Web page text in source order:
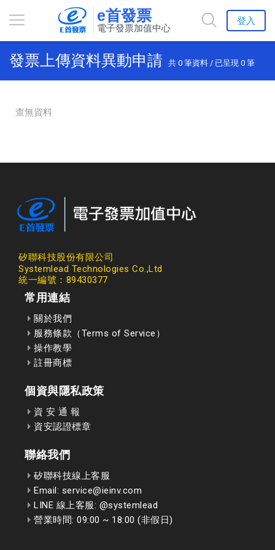
e首發票
電子發票加值中心
登入
發票上傳資料異動申請 共 0 筆資料 / 已呈現 0 筆
查無資料
矽聯科技股份有限公司
Systemlead Technologies Co.,Ltd
統一編號：89430377
常用連結
關於我們
服務條款（Terms of Service）
操作教學
註冊商標
個資與隱私政策
資 安 通 報
資安認證標章
聯絡我們
矽聯科技線上客服
Email: service@ieinv.com
LINE 線上客服: @systemlead
營業時間: 09:00 ~ 18:00 (非假日)